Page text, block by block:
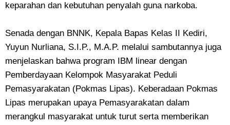
keparahan dan kebutuhan penyalah guna narkoba.
Senada dengan BNNK, Kepala Bapas Kelas II Kediri,
Yuyun Nurliana, S.I.P., M.A.P. melalui sambutannya juga
menjelaskan bahwa program IBM linear dengan
Pemberdayaan Kelompok Masyarakat Peduli
Pemasyarakatan (Pokmas Lipas). Keberadaan Pokmas
Lipas merupakan upaya Pemasyarakatan dalam
merangkul masyarakat untuk turut serta memberikan